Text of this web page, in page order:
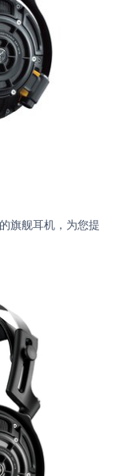
旗舰耳机，为您提